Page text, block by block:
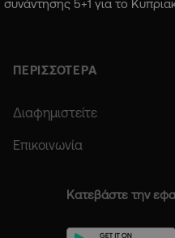
συνάντησης 5+1 για το
ΠΕΡΙΣΣΟΤΕΡΑ
Διαφημιστείτε
Επικοινωνία
Κατεβάστε την